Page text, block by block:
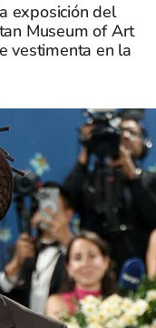
exposición del
Museum of Art
vestimenta en la